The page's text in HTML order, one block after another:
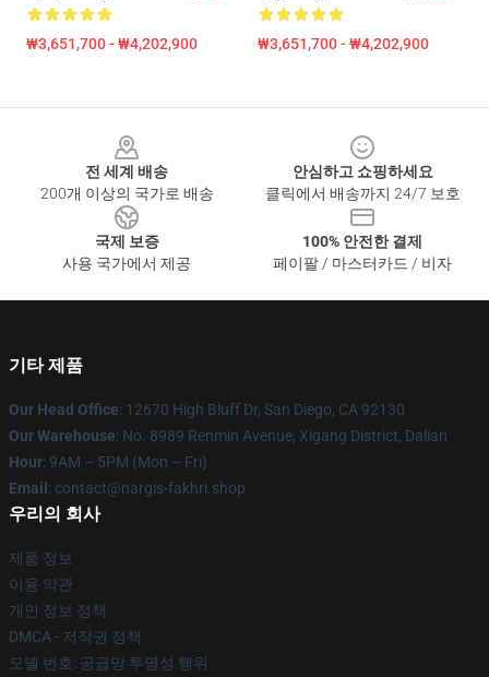
₩3,651,700 - ₩4,202,900 ₩3,651,700 - ₩4,202,900
전 세계 배송
200개 이상의 국가로 배송
안심하고 쇼핑하세요
클릭에서 배송까지 24/7 보호
국제 보증
사용 국가에서 제공
100% 안전한 결제
페이팔 / 마스터카드 / 비자
기타 제품
Our Head Office: 12670 High Bluff Dr, San Diego, CA 92130
Our Warehouse: No. 8989 Renmin Avenue, Xigang District, Dalian
Hour: 9AM – 5PM (Mon – Fri)
Email : contact@nargis-fakhri.shop
우리의 회사
제품 정보
이용 약관
개인 정보 정책
DMCA - 저작권 정책
모델 번호: 공급망 투명성 행위